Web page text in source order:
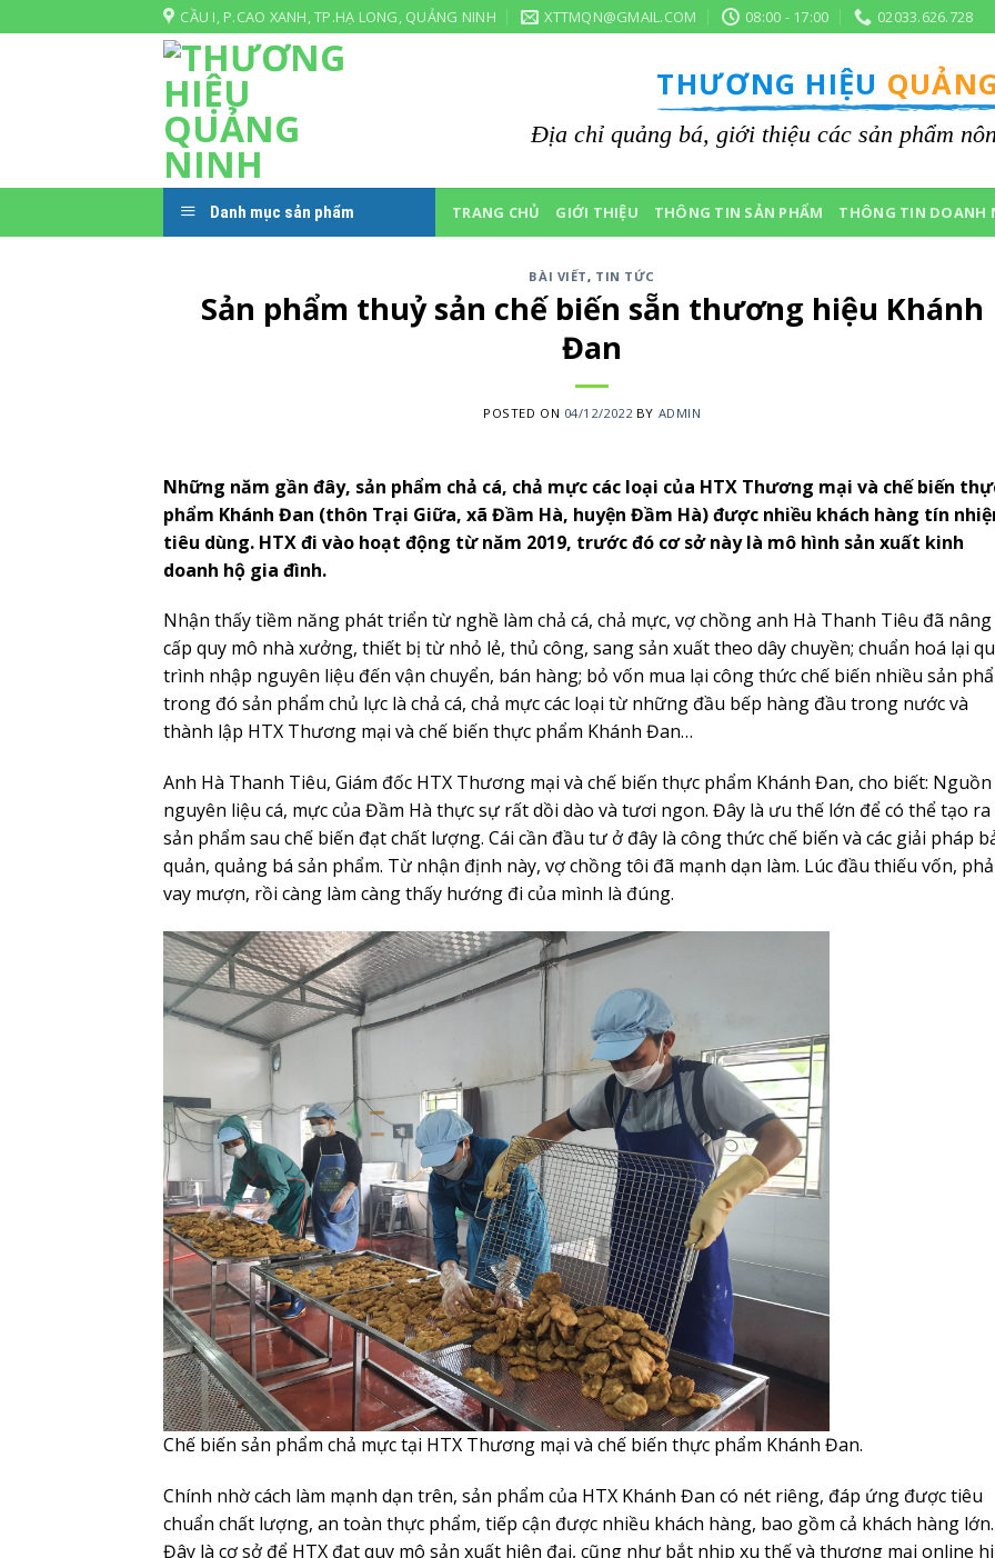
to
CẦU I, P.CAO XANH, TP.HẠ LONG, QUẢNG NINH XTTMQN@GMAIL.COM 08:00 - 17:00 02033.626.728
THƯƠNG HIỆU
Địa chỉ quảng bá, giới thiệu các sản phẩm
Danh mục sản phẩm TRANG CHỦ GIỚI THIỆU THÔNG TIN SẢN PHẨM THÔNG TIN DOANH
BÀI VIẾT, TIN TỨC
Sản phẩm thuỷ sản chế biến sẵn thương hiệu Khánh
Đan
POSTED ON 04/12/2022 BY ADMIN
Những năm gần đây, sản phẩm chả cá, chả mực các loại của HTX Thương mại và chế biến
phẩm Khánh Đan (thôn Trại Giữa, xã Đầm Hà, huyện Đầm Hà) được nhiều khách hàng tín
tiêu dùng. HTX đi vào hoạt động từ năm 2019, trước đó cơ sở này là mô hình sản xuất kinh
doanh hộ gia đình.
Nhận thấy tiềm năng phát triển từ nghề làm chả cá, chả mực, vợ chồng anh Hà Thanh Tiêu đã nâng
cấp quy mô nhà xưởng, thiết bị từ nhỏ lẻ, thủ công, sang sản xuất theo dây chuyền; chuẩn hoá lại
trình nhập nguyên liệu đến vận chuyển, bán hàng; bỏ vốn mua lại công thức chế biến nhiều sản
trong đó sản phẩm chủ lực là chả cá, chả mực các loại từ những đầu bếp hàng đầu trong nước và
thành lập HTX Thương mại và chế biến thực phẩm Khánh Đan…
Anh Hà Thanh Tiêu, Giám đốc HTX Thương mại và chế biến thực phẩm Khánh Đan, cho biết: Nguồn
nguyên liệu cá, mực của Đầm Hà thực sự rất dồi dào và tươi ngon. Đây là ưu thế lớn để có thể tạo ra
sản phẩm sau chế biến đạt chất lượng. Cái cần đầu tư ở đây là công thức chế biến và các giải pháp
quản, quảng bá sản phẩm. Từ nhận định này, vợ chồng tôi đã mạnh dạn làm. Lúc đầu thiếu vốn,
vay mượn, rồi càng làm càng thấy hướng đi của mình là đúng.
Chế biến sản phẩm chả mực tại HTX Thương mại và chế biến thực phẩm Khánh Đan.
Chính nhờ cách làm mạnh dạn trên, sản phẩm của HTX Khánh Đan có nét riêng, đáp ứng được tiêu
chuẩn chất lượng, an toàn thực phẩm, tiếp cận được nhiều khách hàng, bao gồm cả khách hàng lớn.
Đây là cơ sở để HTX đạt quy mô sản xuất hiện đại, cũng như bắt nhịp xu thế và thương mại online